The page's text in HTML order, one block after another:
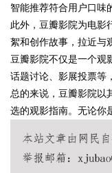
!
智能推荐符合用户口味
此外，豆瓣影院为电影
絮和创作故事，拉近与
豆瓣影院不仅是一个观
话题讨论、影展投票等
总的来说，豆瓣影院以
选的观影指南。无论你